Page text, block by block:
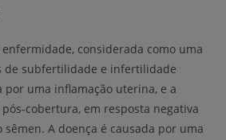
considerada como uma
de subfertilidade e infertilidade
por uma inflamação uterina, e a
cobertura, em resposta negativa
sêmen. A doença é causada por uma